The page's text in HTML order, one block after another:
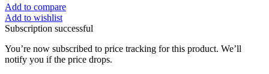
Add to compare
Add to wishlist
Subscription successful
You’re now subscribed to price tracking for this product. We’ll
notify you if the price drops.